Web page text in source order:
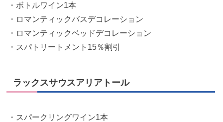
・ボトルワイン1本
・ロマンティックバスデコレーション
・ロマンティックベッドデコレーション
・スパトリートメント15％割引
ラックスサウスアリアトール
・スパークリングワイン1本